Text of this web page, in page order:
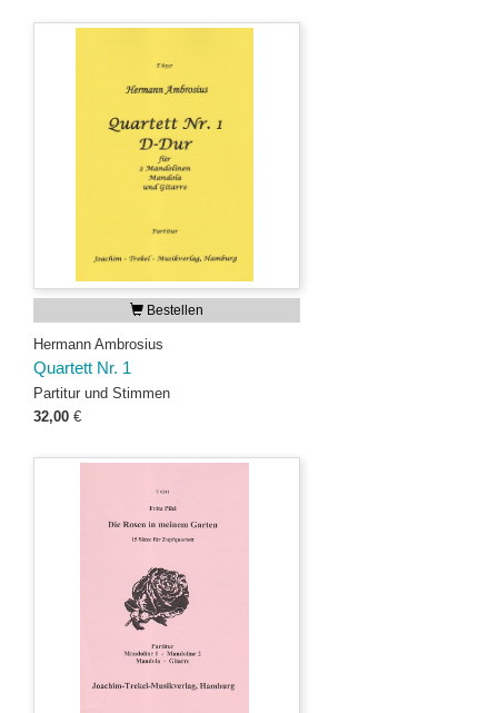
Bestellen
Hermann Ambrosius
Quartett Nr. 1
Partitur und Stimmen
32,00 €